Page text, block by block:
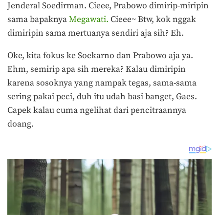
Jenderal Soedirman. Cieee, Prabowo dimirip-miripin
sama bapaknyaMegawati. Cieee~ Btw, kok nggak
dimiripin sama mertuanya sendiri aja sih? Eh.
Oke, kita fokus ke Soekarno dan Prabowo aja ya.
Ehm, semirip apa sih mereka? Kalau dimiripin
karena sosoknya yang nampak tegas, sama-sama
sering pakai peci, duh itu udah basi banget, Gaes.
Capek kalau cuma ngelihat dari pencitraannya
doang.